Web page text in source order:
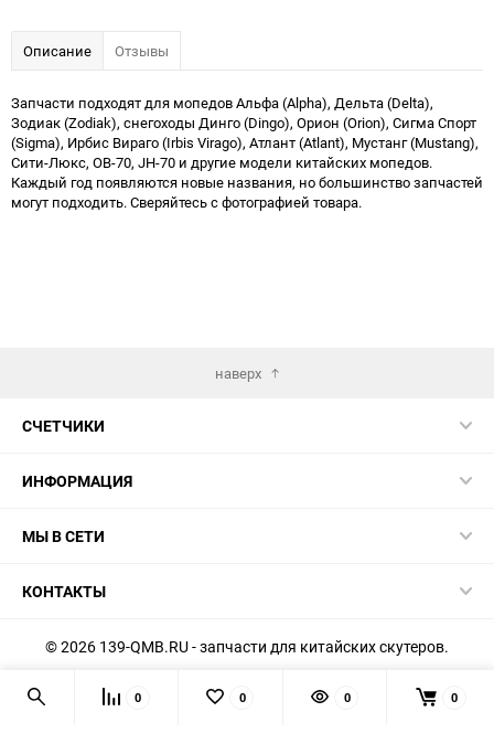
Описание Отзывы
Запчасти подходят для мопедов Альфа (Alpha), Дельта (Delta),
Зодиак (Zodiak), снегоходы Динго (Dingo), Орион (Orion), Сигма Спорт
(Sigma), Ирбис Вираго (Irbis Virago), Атлант (Atlant), Мустанг (Mustang),
Сити-Люкс, ОВ-70, JH-70 и другие модели китайских мопедов.
Каждый год появляются новые названия, но большинство запчастей
могут подходить. Сверяйтесь с фотографией товара.
наверх
СЧЕТЧИКИ
ИНФОРМАЦИЯ
МЫ В СЕТИ
КОНТАКТЫ
© 2026 139-QMB.RU - запчасти для китайских скутеров.
Мы получаем и обрабатываем персональные данные
посетителей нашего сайта в соответствии с
официальной
0 0 0 0